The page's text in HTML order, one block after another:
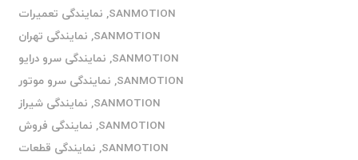
SANMOTION
, نمایندگی تعمیرات
SANMOTION
, نمایندگی تهران
SANMOTION
, نمایندگی سرو درایو
SANMOTION
, نمایندگی سرو موتور
SANMOTION
, نمایندگی شیراز
SANMOTION
, نمایندگی فروش
SANMOTION
, نمایندگی قطعات